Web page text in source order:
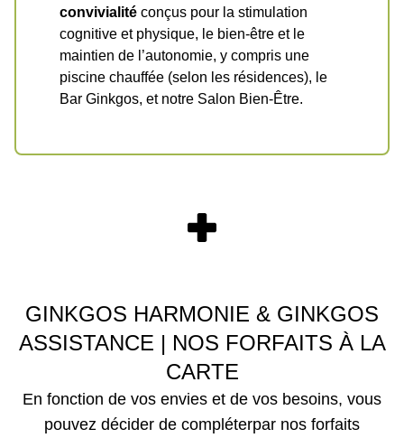
convivialité conçus pour la stimulation
cognitive et physique, le bien-être et le
maintien de l’autonomie, y compris une
piscine chauffée (selon les résidences), le
Bar Ginkgos, et notre Salon Bien-Être.
GINKGOS HARMONIE & GINKGOS
ASSISTANCE | NOS FORFAITS À LA
CARTE
En fonction de vos envies et de vos besoins, vous
pouvez décider de compléterpar nos forfaits